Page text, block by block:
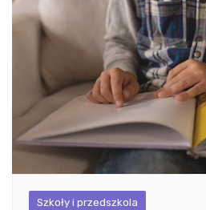
Szkoły i przedszkola